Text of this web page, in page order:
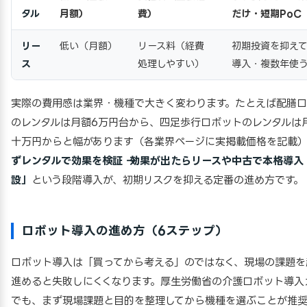
タル
月額）
費）
だけ・短期PoC
リー
ス
低い（月額）
リース料（経費
処理しやすい）
初期投資を抑え
導入・複数年使
実際の費用感は業界・機種で大きく変わります。たとえば配膳
のレンタルは月額6万円台から、四足歩行ロボットのレンタルは
十万円からと幅があります（各業界ページに実掲載価格を記載
ずレンタルで効果を検証 → 効果が出たらリースや中古で本格導入
設」
という段階導入が、初期リスクを抑える定番の進め方です。
ロボット導入の進め方（6ステップ）
ロボット導入は「買ってから考える」のではなく、現場の課題
進めると失敗しにくくなります。厚生労働省の介護ロボット導
でも、まず現場課題と目的を整理してから機種を選ぶことが推